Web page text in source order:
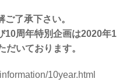
了承下さい。
10周年特別企画は2020年1
だいております。
10year.html